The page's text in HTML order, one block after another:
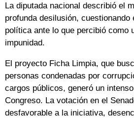
La diputada nacional describió el
profunda desilusión,
política ante lo que percibió como
impunidad.
El proyecto Ficha Limpia, que
personas condenadas por
cargos públicos, generó un
Congreso. La votación en el
desfavorable a la iniciativa,